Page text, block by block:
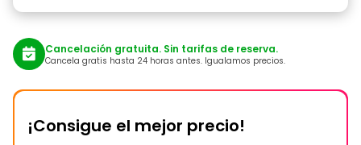
Cancelación gratuita. Sin tarifas de reserva.
Cancela gratis hasta 24 horas antes. Igualamos precios.
¡Consigue el mejor precio!